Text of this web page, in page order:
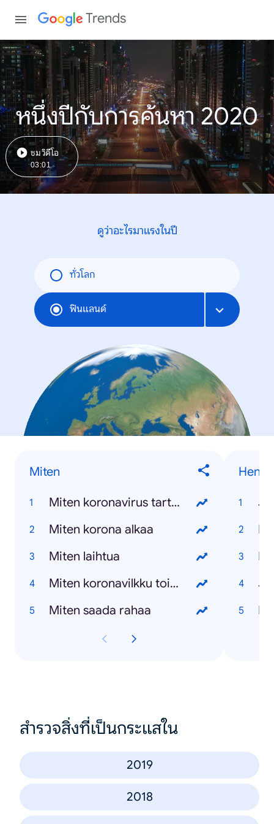
Trends
หนึ่งปีกับการค้นหา 2020
ชมวิดีโอ
03:01
ดูว่าอะไรมาแรงในปี
ทั่วโลก
ฟินแลนด์
Miten
Miten koronavirus tarttuu
Miten korona alkaa
Miten laihtua
Miten koronavilkku toimii
Miten saada rahaa
สำรวจสิ่งที่เป็นกระแสใน
2019
2018